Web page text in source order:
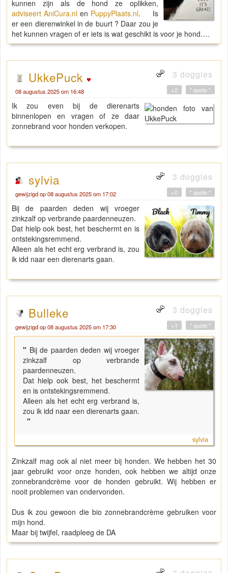
kunnen zijn als de hond ze oplikken,
adviseert AniCura.nlen PuppyPlaats.nl. Is
er een dierenwinkel in de buurt ? Daar zou je
het kunnen vragen of er iets is wat geschikt is voor je hond….
UkkePuck 3 doggies
08 augustus 2025 om 16:48 " quote "
+2
Ik zou even bij de dierenarts
binnenlopen en vragen of ze daar
zonnebrand voor honden verkopen.
sylvia 3 doggies
gewijzigd op 08 augustus 2025 om 17:02 " quote "
+0
Bij de paarden deden wij vroeger
zinkzalf op verbrande paardenneuzen.
Dat hielp ook best, het beschermt en is
ontstekingsremmend.
Alleen als het echt erg verbrand is, zou
ik idd naar een dierenarts gaan.
Bulleke 3 doggies
gewijzigd op 08 augustus 2025 om 17:30 " quote "
+1
" Bij de paarden deden wij vroeger
zinkzalf op verbrande
paardenneuzen.
Dat hielp ook best, het beschermt
en is ontstekingsremmend.
Alleen als het echt erg verbrand is,
zou ik idd naar een dierenarts gaan.
"
sylvia
Zinkzalf mag ook al niet meer bij honden. We hebben het 30
jaar gebruikt voor onze honden, ook hebben we altijd onze
zonnebrandcrème voor de honden gebruikt. Wij hebben er
nooit problemen van ondervonden.
Dus ik zou gewoon die bio zonnebrandcrème gebruiken voor
mijn hond.
Maar bij twijfel, raadpleeg de DA